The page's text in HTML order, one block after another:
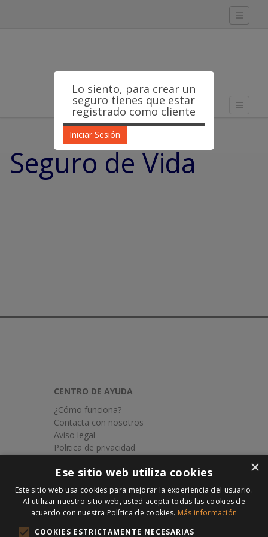
Toggle
Toggle
Seguro de Vida
Lo siento, para crear un
seguro tienes que estar
registrado como cliente
Iniciar Sesión
CENTRO DE AYUDA
¿Cómo funciona?
Contacta con nosotros
Aviso legal
Politica de privacidad
Formularios de seguros
CONTACTO
subastatuseguro.com
Av. Blas Infante 8. Planta 1º Mod. 17
×
Ese sitio web utiliza cookies
Este sitio web usa cookies para mejorar la experiencia del usuario.
Al utilizar nuestro sitio web, usted acepta todas las cookies de
acuerdo con nuestra Política de cookies. Más información
COOKIES ESTRICTAMENTE NECESARIAS